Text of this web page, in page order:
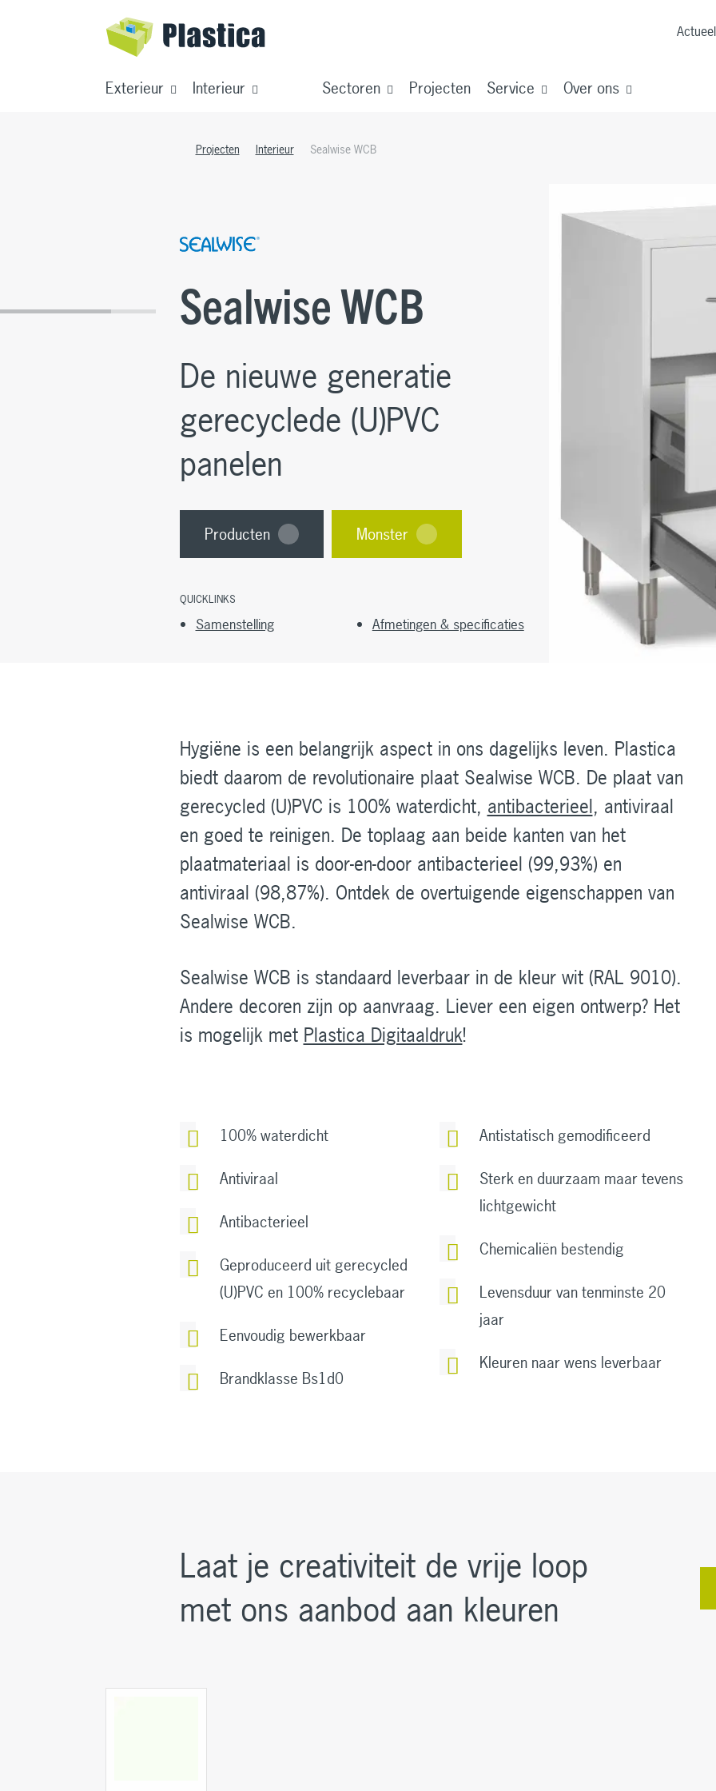
Actueel
Exterieur Interieur Sectoren Projecten Service Over ons
Projecten Interieur Sealwise WCB
Sealwise WCB
De nieuwe generatie
gerecyclede (U)PVC
panelen
Producten Monster
QUICKLINKS
Samenstelling Afmetingen & specificaties
Hygiëne is een belangrijk aspect in ons dagelijks leven. Plastica
biedt daarom de revolutionaire plaat Sealwise WCB. De plaat van
gerecycled (U)PVC is 100% waterdicht, antibacterieel, antiviraal
en goed te reinigen. De toplaag aan beide kanten van het
plaatmateriaal is door-en-door antibacterieel (99,93%) en
antiviraal (98,87%). Ontdek de overtuigende eigenschappen van
Sealwise WCB.
Sealwise WCB is standaard leverbaar in de kleur wit (RAL 9010).
Andere decoren zijn op aanvraag. Liever een eigen ontwerp? Het
is mogelijk met Plastica Digitaaldruk!
100% waterdicht
Antiviraal
Antibacterieel
Geproduceerd uit gerecycled
(U)PVC en 100% recyclebaar
Eenvoudig bewerkbaar
Brandklasse Bs1d0
Antistatisch gemodificeerd
Sterk en duurzaam maar tevens
lichtgewicht
Chemicaliën bestendig
Levensduur van tenminste 20
jaar
Kleuren naar wens leverbaar
Laat je creativiteit de vrije loop
met ons aanbod aan kleuren